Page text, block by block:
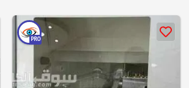
PRO